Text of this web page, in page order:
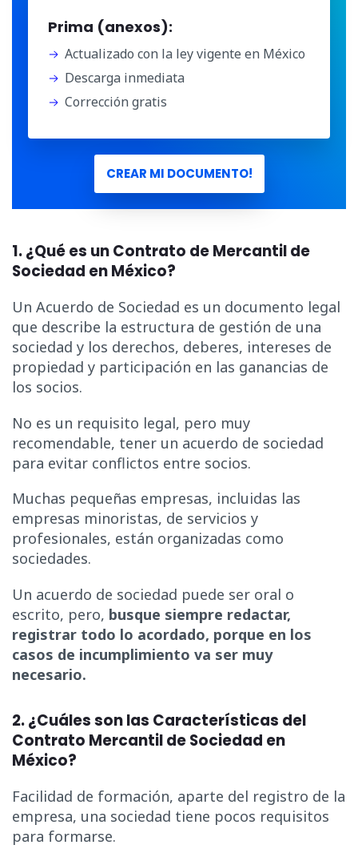
Prima (anexos):
Actualizado con la ley vigente en México
Descarga inmediata
Corrección gratis
CREAR MI DOCUMENTO!
1. ¿Qué es un Contrato de Mercantil de
Sociedad en México?
Un Acuerdo de Sociedad es un documento legal
que describe la estructura de gestión de una
sociedad y los derechos, deberes, intereses de
propiedad y participación en las ganancias de
los socios.
No es un requisito legal, pero muy
recomendable, tener un acuerdo de sociedad
para evitar conflictos entre socios.
Muchas pequeñas empresas, incluidas las
empresas minoristas, de servicios y
profesionales, están organizadas como
sociedades.
Un acuerdo de sociedad puede ser oral o
escrito, pero, busque siempre redactar,
registrar todo lo acordado, porque en los
casos de incumplimiento va ser muy
necesario.
2. ¿Cuáles son las Características del
Contrato Mercantil de Sociedad en
México?
Facilidad de formación, aparte del registro de la
empresa, una sociedad tiene pocos requisitos
para formarse.